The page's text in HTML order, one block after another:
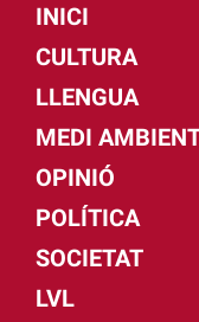
INICI
CULTURA
LLENGUA
MEDI
OPINIÓ
POLÍTICA
SOCIETAT
LVL